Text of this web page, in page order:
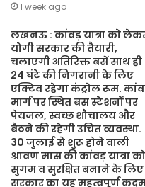
1 week ago
लखनऊ : कांवड़ यात्रा को
योगी सरकार की तैयारी,
चलाएगी अतिरिक्त बसें साथ ही
24 घंटे की निगरानी के लिए
एक्टिव रहेगा कंट्रोल रूम.
मार्ग पर स्थित बस स्टेशनों पर
पेयजल, स्वच्छ शौचालय और
बैठने की रहेगी उचित व्यवस्था.
30 जुलाई से शुरू होने वाली
श्रावण मास की कांवड़ यात्रा को
सुगम व सुरक्षित बनाने के लिए
सरकार का यह महत्वपूर्ण